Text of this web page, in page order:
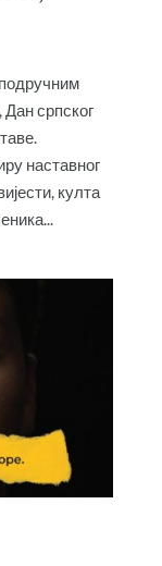
српског
наставног
култа